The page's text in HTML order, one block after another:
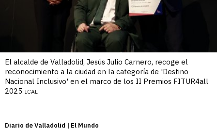
El alcalde de Valladolid, Jesús Julio Carnero, recoge el
reconocimiento a la ciudad en la categoría de 'Destino
Nacional Inclusivo' en el marco de los II Premios FITUR4all
2025 ICAL
Diario de Valladolid | El Mundo